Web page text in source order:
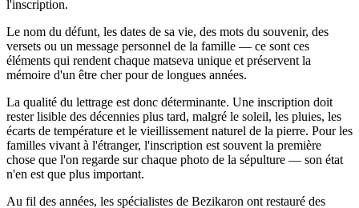
l'inscription.
Le nom du défunt, les dates de sa vie, des mots du souvenir, des
versets ou un message personnel de la famille — ce sont ces
éléments qui rendent chaque matseva unique et préservent la
mémoire d'un être cher pour de longues années.
La qualité du lettrage est donc déterminante. Une inscription doit
rester lisible des décennies plus tard, malgré le soleil, les pluies, les
écarts de température et le vieillissement naturel de la pierre. Pour les
familles vivant à l'étranger, l'inscription est souvent la première
chose que l'on regarde sur chaque photo de la sépulture — son état
n'en est que plus important.
Au fil des années, les spécialistes de Bezikaron ont restauré des